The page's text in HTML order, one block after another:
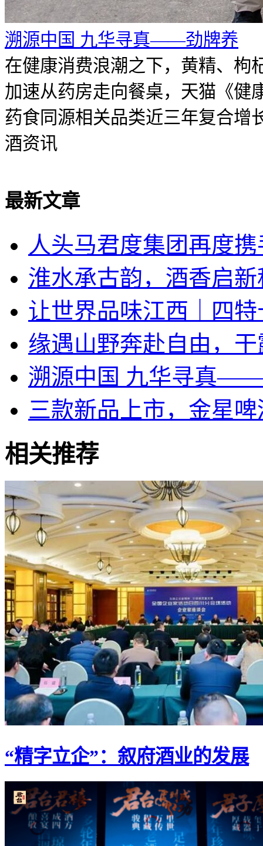
溯源中国 九华寻真——劲牌养
在健康消费浪潮之下，黄精、枸
加速从药房走向餐桌，天猫《健
药食同源相关品类近三年复合增
酒资讯
最新文章
人头马君度集团再度
淮水承古韵，酒香启
让世界品味江西｜四特
缘遇山野奔赴自由，
溯源中国 九华寻真
三款新品上市，金星啤
相关推荐
“精字立企”：叙府酒业的发展